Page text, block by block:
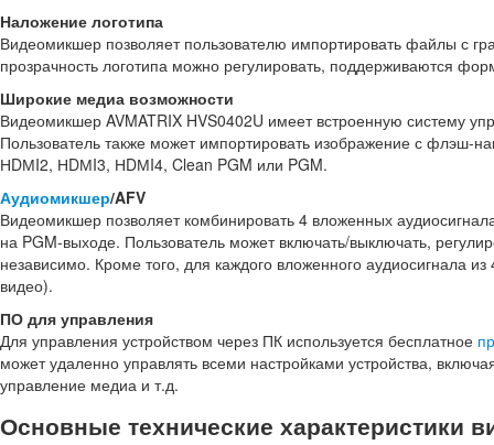
Наложение логотипа
Видеомикшер позволяет пользователю импортировать файлы с
прозрачность логотипа можно регулировать, поддерживаются
Широкие медиа возможности
Видеомикшер AVMATRIX HVS0402U имеет встроенную систему
Пользователь также может импортировать изображение с флэш-
НDМI2, НDМI3, НDМI4, Clean PGM или PGM.
Аудиомикшер/AFV
Видеомикшер позволяет комбинировать 4 вложенных
на PGM-выходе. Пользователь может включать/выключать,
независимо. Кроме того, для каждого вложенного аудиосигнала
видео).
ПО для управления
Для управления устройством через ПК используется бесплатное
может удаленно управлять всеми настройками устройства,
управление медиа и т.д.
Основные технические характеристики